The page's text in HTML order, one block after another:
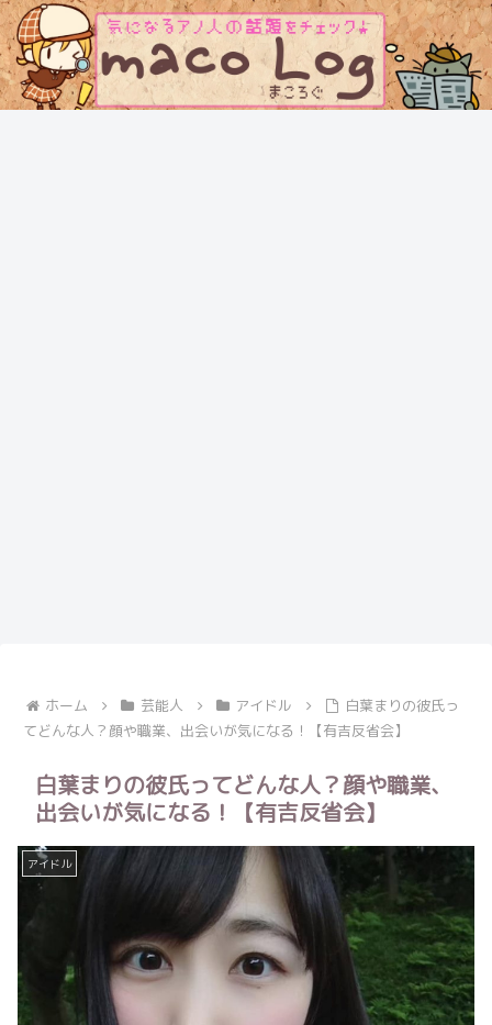
ホーム 芸能人 アイドル
白葉まりの彼氏っ
てどんな人？顔や職業、出会いが気になる！【有吉反省会】
白葉まりの彼氏ってどんな人？顔や職業、
出会いが気になる！【有吉反省会】
アイドル